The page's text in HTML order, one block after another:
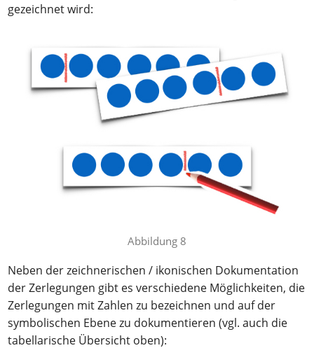
gezeichnet wird:
Abbildung 8
Neben der zeichnerischen / ikonischen Dokumentation
der Zerlegungen gibt es verschiedene Möglichkeiten, die
Zerlegungen mit Zahlen zu bezeichnen und auf der
symbolischen Ebene zu dokumentieren (vgl. auch die
tabellarische Übersicht oben):